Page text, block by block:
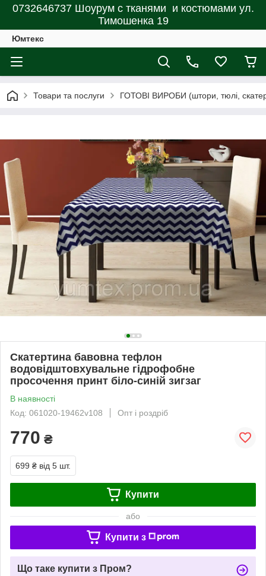
0732646737 Шоурум с тканями и костюмами ул.
Тимошенка 19
Юмтекс
Товари та послуги ГОТОВІ ВИРОБИ (штори, тюлі,
Скатертина бавовна тефлон
водовідштовхувальне гідрофобне
просочення принт біло-синій зигзаг
В наявності
Код: 061020-19462v108
Опт і роздріб
770 ₴
699 ₴ від 5 шт.
Купити
або
Купити з
Що таке купити з Пром?